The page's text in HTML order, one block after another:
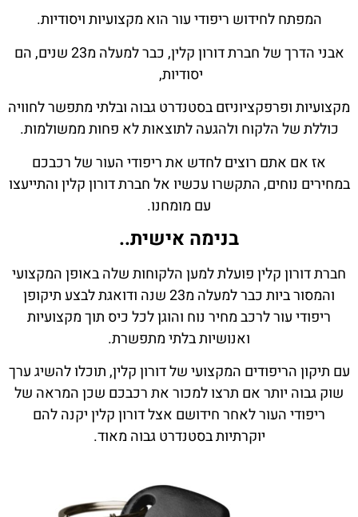
המפתח לחידוש ריפודי עור הוא מקצועיות ויסודיות.
אבני הדרך של חברת דורון קלין, כבר למעלה מ23 שנים, הם
יסודיות,
מקצועיות ופרפקציוניזם בסטנדרט גבוה ובלתי מתפשר לחוויה
כוללת של הלקוח ולהגעה לתוצאות לא פחות ממשולמות.
אז אם אתם רוצים לחדש את ריפודי העור של רכבכם
במחירים נוחים, התקשרו עכשיו אל חברת דורון קלין והתייעצו
עם מומחנו.
בנימה אישית..
חברת דורון קלין פועלת למען הלקוחות שלה באופן המקצועי
והמסור ביות כבר למעלה מ23 שנה ודואגת לבצע תיקופן
ריפודי עור לרכב מחיר נוח והוגן לכל כיס תוך מקצועיות
ואנושיות בלתי מתפשרת.
עם תיקון הריפודים המקצועי של דורון קלין, תוכלו להשיג ערך
שוק גבוה יותר אם תרצו למכור את רכבכם שכן המראה של
ריפודי העור לאחר חידושם אצל דורון קלין יקנה להם
יוקרתיות בסטנדרט גבוה מאוד.